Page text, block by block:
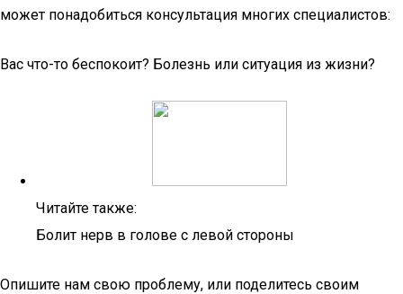
может понадобиться консультация многих специалистов:
Вас что-то беспокоит? Болезнь или ситуация из жизни?
Читайте также:
Болит нерв в голове с левой стороны
Опишите нам свою проблему, или поделитесь своим